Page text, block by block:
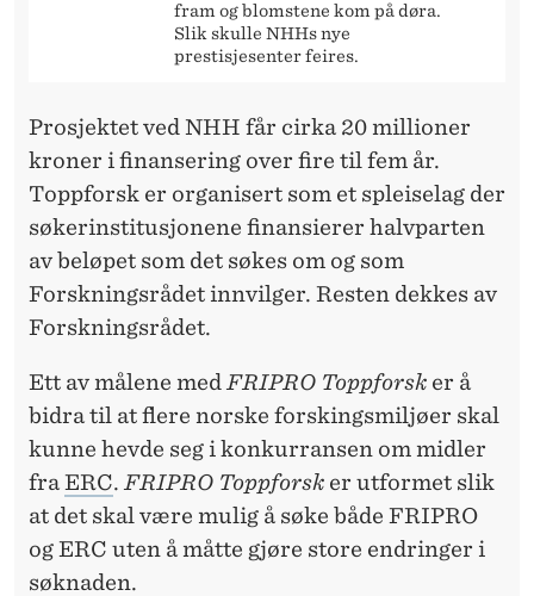
fram og blomstene kom på døra.
Slik skulle NHHs nye
prestisjesenter feires.
Prosjektet ved NHH får cirka 20 millioner
kroner i finansering over fire til fem år.
Toppforsk er organisert som et spleiselag der
søkerinstitusjonene finansierer halvparten
av beløpet som det søkes om og som
Forskningsrådet innvilger. Resten dekkes av
Forskningsrådet.
Ett av målene med FRIPRO Toppforsk er å
bidra til at flere norske forskingsmiljøer skal
kunne hevde seg i konkurransen om midler
fraERC. FRIPRO Toppforsk er utformet slik
at det skal være mulig å søke både FRIPRO
og ERC uten å måtte gjøre store endringer i
søknaden.